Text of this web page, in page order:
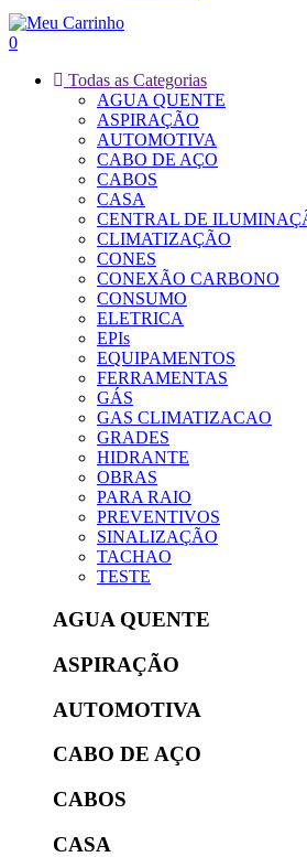
0
Todas as Categorias
AGUA QUENTE
ASPIRAÇÃO
AUTOMOTIVA
CABO DE AÇO
CABOS
CASA
CENTRAL DE
CLIMATIZAÇÃO
CONES
CONEXÃO CARBONO
CONSUMO
ELETRICA
EPIs
EQUIPAMENTOS
FERRAMENTAS
GÁS
GAS CLIMATIZACAO
GRADES
HIDRANTE
OBRAS
PARA RAIO
PREVENTIVOS
SINALIZAÇÃO
TACHAO
TESTE
AGUA QUENTE
ASPIRAÇÃO
AUTOMOTIVA
CABO DE AÇO
CABOS
CASA